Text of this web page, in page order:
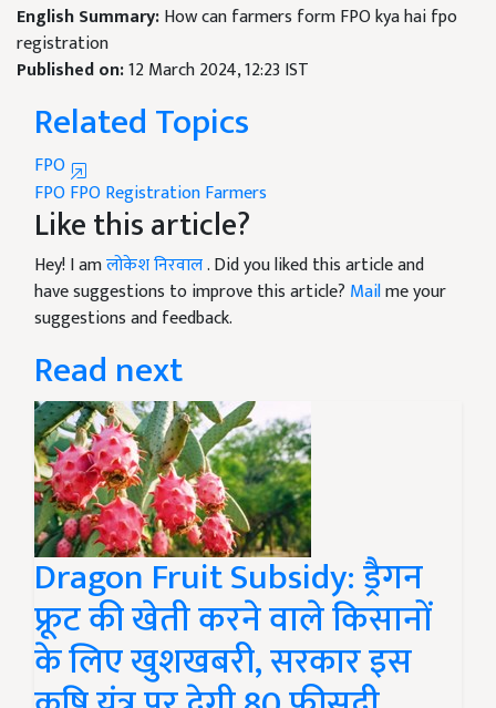
English Summary:How can farmers form FPO kya hai fpo
registration
Published on:12 March 2024, 12:23 IST
Related Topics
FPO
FPOFPO RegistrationFarmers
Like this article?
Hey! I amलोकेश निरवाल. Did you liked this article and
have suggestions to improve this article? Mailme your
suggestions and feedback.
Read next
Dragon Fruit Subsidy: ड्रैगन
फ्रूट की खेती करने वाले किसानों
के लिए खुशखबरी, सरकार इस